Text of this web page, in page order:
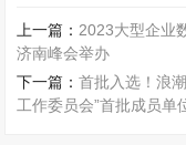
上一篇：2023大型企业
济南峰会举办
下一篇：首批入选！浪
工作委员会”首批成员单